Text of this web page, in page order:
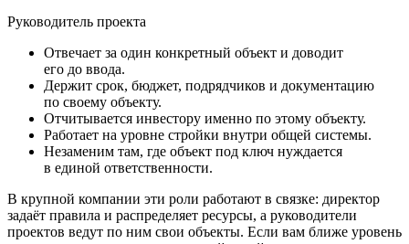
Руководитель проекта
Отвечает за один конкретный объект и доводит
его до ввода.
Держит срок, бюджет, подрядчиков и документацию
по своему объекту.
Отчитывается инвестору именно по этому объекту.
Работает на уровне стройки внутри общей системы.
Незаменим там, где объект под ключ нуждается
в единой ответственности.
В крупной компании эти роли работают в связке: директор
задаёт правила и распределяет ресурсы, а руководители
проектов ведут по ним свои объекты. Если вам ближе уровень